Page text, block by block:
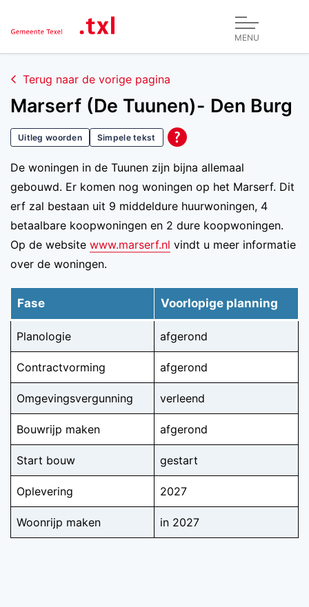
MENU
Terug naar de vorige pagina
Marserf (De Tuunen)- Den Burg
Uitleg woorden Simpele tekst
De woningen in de Tuunen zijn bijna allemaal
gebouwd. Er komen nog woningen op het Marserf. Dit
erf zal bestaan uit 9 middeldure huurwoningen, 4
betaalbare koopwoningen en 2 dure koopwoningen.
Op de website www.marserf.nl vindt u meer informatie
over de woningen.
Fase Voorlopige planning
Planologie afgerond
Contractvorming afgerond
Omgevingsvergunning verleend
Bouwrijp maken afgerond
Start bouw gestart
Oplevering 2027
Woonrijp maken in 2027